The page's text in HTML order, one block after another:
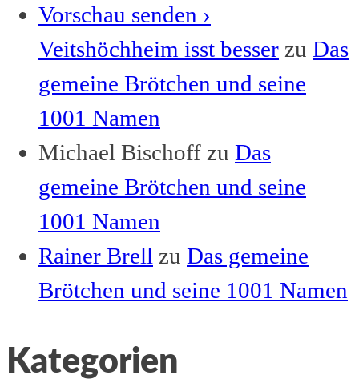
Vorschau senden ›
Veitshöchheim isst besser zu Das
gemeine Brötchen und seine
1001 Namen
Michael Bischoff zu Das
gemeine Brötchen und seine
1001 Namen
Rainer Brell zu Das gemeine
Brötchen und seine 1001 Namen
Kategorien